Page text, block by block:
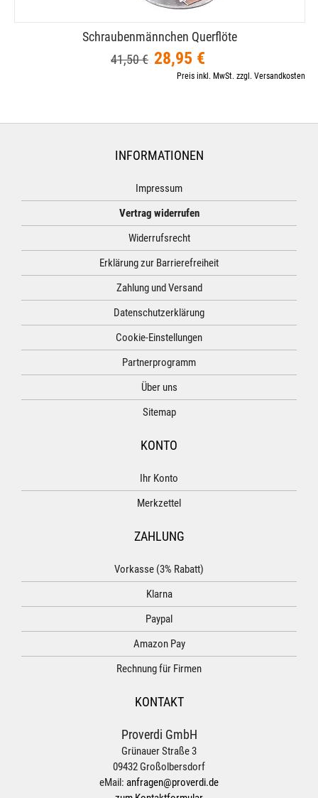
Schraubenmännchen Querflöte
41,50 € 28,95 €
Preis inkl. MwSt. zzgl. Versandkosten
INFORMATIONEN
Impressum
Vertrag widerrufen
Widerrufsrecht
Erklärung zur Barrierefreiheit
Zahlung und Versand
Datenschutzerklärung
Cookie-Einstellungen
Partnerprogramm
Über uns
Sitemap
KONTO
Ihr Konto
Merkzettel
ZAHLUNG
Vorkasse (3% Rabatt)
Klarna
Paypal
Amazon Pay
Rechnung für Firmen
KONTAKT
Proverdi GmbH
Grünauer Straße 3
09432 Großolbersdorf
eMail: anfragen@proverdi.de